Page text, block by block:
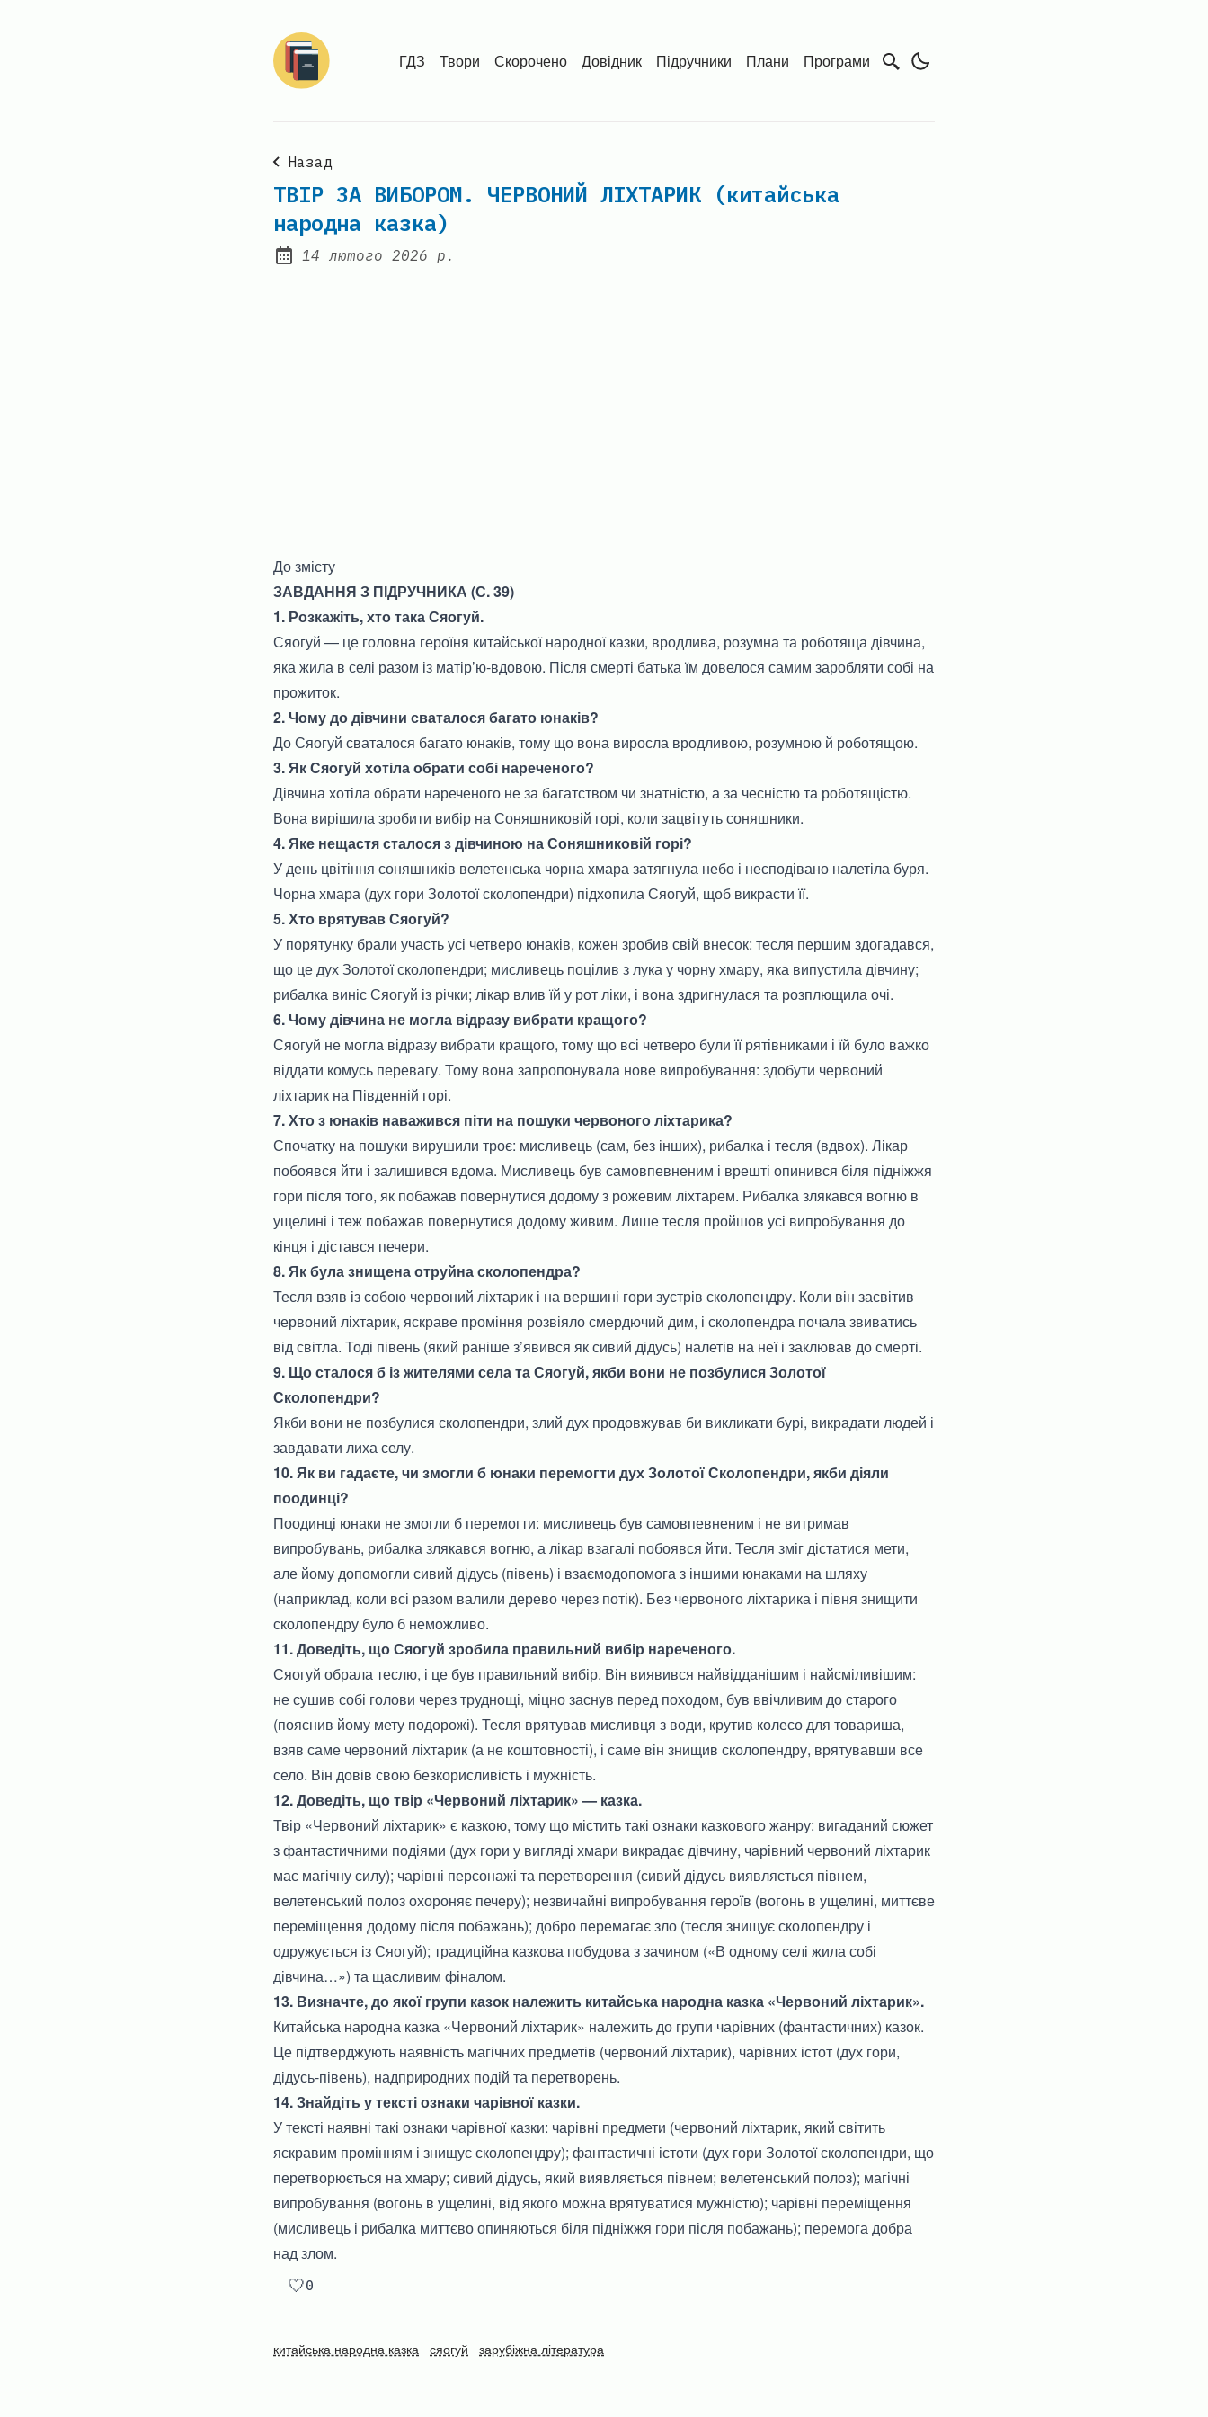
ГДЗ Твори Скорочено Довідник Підручники Плани Програми
Назад
ТВІР ЗА ВИБОРОМ. ЧЕРВОНИЙ ЛІХТАРИК (китайська
народна казка)
Posted on:
14 лютого 2026 р.
До змісту
ЗАВДАННЯ З ПІДРУЧНИКА (С. 39)
1. Розкажіть, хто така Сяогуй.
Сяогуй — це головна героїня китайської народної казки, вродлива, розумна та роботяща дівчина,
яка жила в селі разом із матір’ю-вдовою. Після смерті батька їм довелося самим заробляти собі на
прожиток.
2. Чому до дівчини сваталося багато юнаків?
До Сяогуй сваталося багато юнаків, тому що вона виросла вродливою, розумною й роботящою.
3. Як Сяогуй хотіла обрати собі нареченого?
Дівчина хотіла обрати нареченого не за багатством чи знатністю, а за чесністю та роботящістю.
Вона вирішила зробити вибір на Соняшниковій горі, коли зацвітуть соняшники.
4. Яке нещастя сталося з дівчиною на Соняшниковій горі?
У день цвітіння соняшників велетенська чорна хмара затягнула небо і несподівано налетіла буря.
Чорна хмара (дух гори Золотої сколопендри) підхопила Сяогуй, щоб викрасти її.
5. Хто врятував Сяогуй?
У порятунку брали участь усі четверо юнаків, кожен зробив свій внесок: тесля першим здогадався,
що це дух Золотої сколопендри; мисливець поцілив з лука у чорну хмару, яка випустила дівчину;
рибалка виніс Сяогуй із річки; лікар влив їй у рот ліки, і вона здригнулася та розплющила очі.
6. Чому дівчина не могла відразу вибрати кращого?
Сяогуй не могла відразу вибрати кращого, тому що всі четверо були її рятівниками і їй було важко
віддати комусь перевагу. Тому вона запропонувала нове випробування: здобути червоний
ліхтарик на Південній горі.
7. Хто з юнаків наважився піти на пошуки червоного ліхтарика?
Спочатку на пошуки вирушили троє: мисливець (сам, без інших), рибалка і тесля (вдвох). Лікар
побоявся йти і залишився вдома. Мисливець був самовпевненим і врешті опинився біля підніжжя
гори після того, як побажав повернутися додому з рожевим ліхтарем. Рибалка злякався вогню в
ущелині і теж побажав повернутися додому живим. Лише тесля пройшов усі випробування до
кінця і дістався печери.
8. Як була знищена отруйна сколопендра?
Тесля взяв із собою червоний ліхтарик і на вершині гори зустрів сколопендру. Коли він засвітив
червоний ліхтарик, яскраве проміння розвіяло смердючий дим, і сколопендра почала звиватись
від світла. Тоді півень (який раніше з’явився як сивий дідусь) налетів на неї і заклював до смерті.
9. Що сталося б із жителями села та Сяогуй, якби вони не позбулися Золотої
Сколопендри?
Якби вони не позбулися сколопендри, злий дух продовжував би викликати бурі, викрадати людей і
завдавати лиха селу.
10. Як ви гадаєте, чи змогли б юнаки перемогти дух Золотої Сколопендри, якби діяли
поодинці?
Поодинці юнаки не змогли б перемогти: мисливець був самовпевненим і не витримав
випробувань, рибалка злякався вогню, а лікар взагалі побоявся йти. Тесля зміг дістатися мети,
але йому допомогли сивий дідусь (півень) і взаємодопомога з іншими юнаками на шляху
(наприклад, коли всі разом валили дерево через потік). Без червоного ліхтарика і півня знищити
сколопендру було б неможливо.
11. Доведіть, що Сяогуй зробила правильний вибір нареченого.
Сяогуй обрала теслю, і це був правильний вибір. Він виявився найвідданішим і найсміливішим:
не сушив собі голови через труднощі, міцно заснув перед походом, був ввічливим до старого
(пояснив йому мету подорожі). Тесля врятував мисливця з води, крутив колесо для товариша,
взяв саме червоний ліхтарик (а не коштовності), і саме він знищив сколопендру, врятувавши все
село. Він довів свою безкорисливість і мужність.
12. Доведіть, що твір «Червоний ліхтарик» — казка.
Твір «Червоний ліхтарик» є казкою, тому що містить такі ознаки казкового жанру: вигаданий сюжет
з фантастичними подіями (дух гори у вигляді хмари викрадає дівчину, чарівний червоний ліхтарик
має магічну силу); чарівні персонажі та перетворення (сивий дідусь виявляється півнем,
велетенський полоз охороняє печеру); незвичайні випробування героїв (вогонь в ущелині, миттєве
переміщення додому після побажань); добро перемагає зло (тесля знищує сколопендру і
одружується із Сяогуй); традиційна казкова побудова з зачином («В одному селі жила собі
дівчина…») та щасливим фіналом.
13. Визначте, до якої групи казок належить китайська народна казка «Червоний ліхтарик».
Китайська народна казка «Червоний ліхтарик» належить до групи чарівних (фантастичних) казок.
Це підтверджують наявність магічних предметів (червоний ліхтарик), чарівних істот (дух гори,
дідусь-півень), надприродних подій та перетворень.
14. Знайдіть у тексті ознаки чарівної казки.
У тексті наявні такі ознаки чарівної казки: чарівні предмети (червоний ліхтарик, який світить
яскравим промінням і знищує сколопендру); фантастичні істоти (дух гори Золотої сколопендри, що
перетворюється на хмару; сивий дідусь, який виявляється півнем; велетенський полоз); магічні
випробування (вогонь в ущелині, від якого можна врятуватися мужністю); чарівні переміщення
(мисливець і рибалка миттєво опиняються біля підніжжя гори після побажань); перемога добра
над злом.
🤍0
китайська народна казка сяогуй зарубіжна література